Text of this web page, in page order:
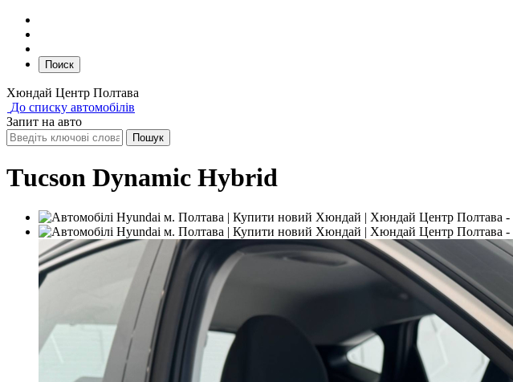
Поиск
Хюндай Центр Полтава
До списку автомобілів
Запит на авто
Тucson Dynamic Hybrid